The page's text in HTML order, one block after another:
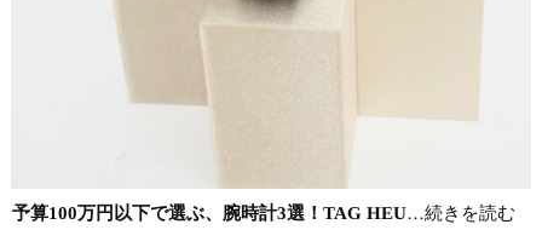
予算100万円以下で選ぶ、腕時計3選！TAG HEU…続きを読む